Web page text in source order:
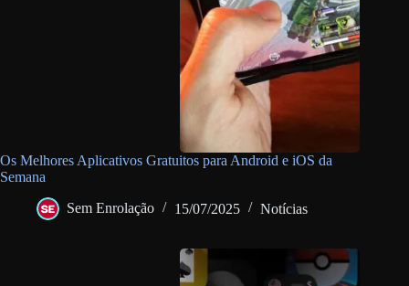
Os Melhores Aplicativos Gratuitos para Android e iOS da
Semana
Sem Enrolação 15/07/2025 Notícias